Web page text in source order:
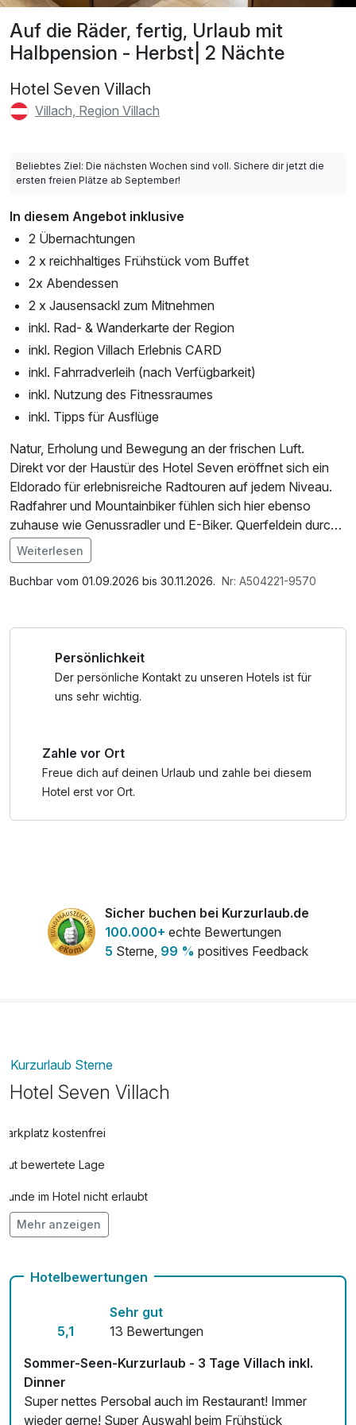
Auf die Räder, fertig, Urlaub mit
Halbpension - Herbst| 2 Nächte
Hotel Seven Villach
Villach, Region Villach
Beliebtes Ziel: Die nächsten Wochen sind voll. Sichere dir jetzt die
ersten freien Plätze ab September!
In diesem Angebot inklusive
2 Übernachtungen
2 x reichhaltiges Frühstück vom Buffet
2x Abendessen
2 x Jausensackl zum Mitnehmen
inkl. Rad- & Wanderkarte der Region
inkl. Region Villach Erlebnis CARD
inkl. Fahrradverleih (nach Verfügbarkeit)
inkl. Nutzung des Fitnessraumes
inkl. Tipps für Ausflüge
Natur, Erholung und Bewegung an der frischen Luft.
Direkt vor der Haustür des Hotel Seven eröffnet sich ein
Eldorado für erlebnisreiche Radtouren auf jedem Niveau.
Radfahrer und Mountainbiker fühlen sich hier ebenso
zuhause wie Genussradler und E-Biker. Querfeldein durch
Wälder oder gemütlich rund um den See: Von der
Seenrunde rund um den Faakersee bis hin zu Panorama-
touren sind dem Vergnügen keine Grenzen gesetzt.
Im Angebot enthalten
Parkplatz, W-LAN Nutzung / Internetnutzung
Weiterlesen
Buchbar vom 01.09.2026 bis 30.11.2026. Nr: A504221-9570
Persönlichkeit
Der persönliche Kontakt zu unseren Hotels ist für
uns sehr wichtig.
Zahle vor Ort
Freue dich auf deinen Urlaub und zahle bei diesem
Hotel erst vor Ort.
Sicher buchen bei Kurzurlaub.de
100.000+ echte Bewertungen
5 Sterne, 99 % positives Feedback
Kurzurlaub Sterne
Hotel Seven Villach
Parkplatz kostenfrei
Gut bewertete Lage
Hunde im Hotel nicht erlaubt
Auch vegetarische Speisen
Kostenloses W-LAN
Zimmerservice verfügbar
Mit Hotelbar
Mehr anzeigen
Hotelbewertungen
5,1
Sehr gut
13 Bewertungen
Sommer-Seen-Kurzurlaub - 3 Tage Villach inkl.
Dinner
Super nettes Persobal auch im Restaurant! Immer
wieder gerne! Super Auswahl beim Frühstück